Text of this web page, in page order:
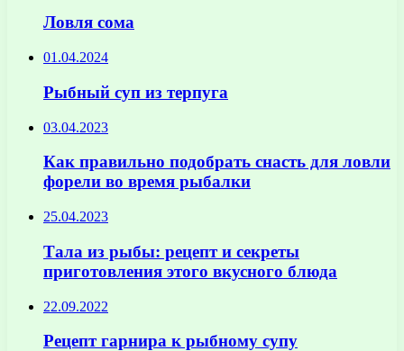
Ловля сома
01.04.2024
Рыбный суп из терпуга
03.04.2023
Как правильно подобрать снасть для ловли
форели во время рыбалки
25.04.2023
Тала из рыбы: рецепт и секреты
приготовления этого вкусного блюда
22.09.2022
Рецепт гарнира к рыбному супу